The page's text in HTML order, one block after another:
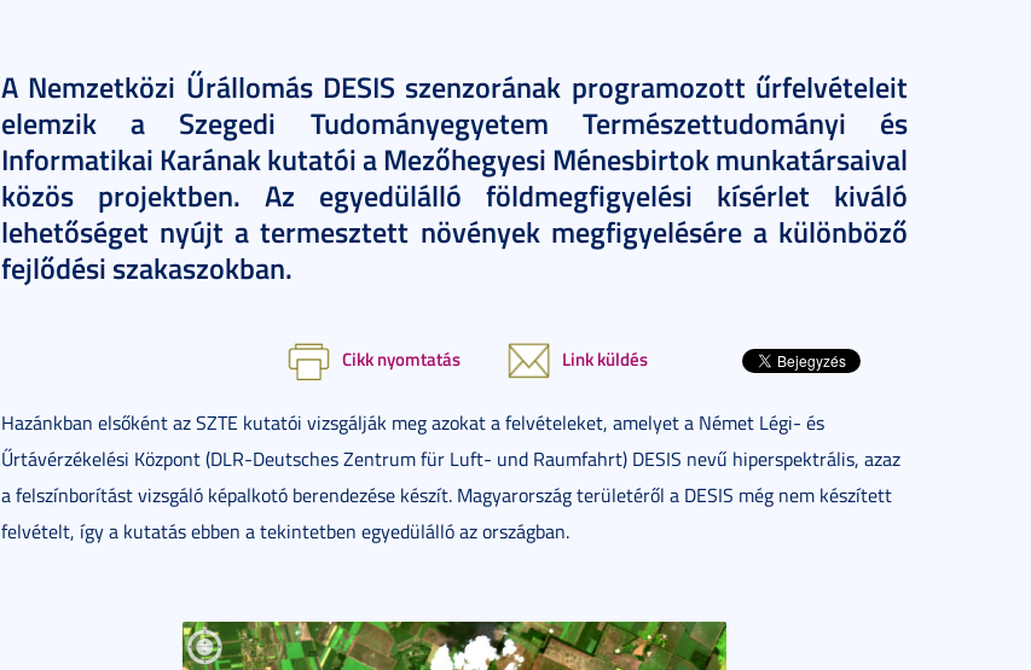
A Nemzetközi Űrállomás DESIS szenzorának programozott űrfelvételeit
elemzik a Szegedi Tudományegyetem Természettudományi és
Informatikai Karának kutatói a Mezőhegyesi Ménesbirtok munkatársaival
közös projektben. Az egyedülálló földmegfigyelési kísérlet kiváló
lehetőséget nyújt a termesztett növények megfigyelésére a különböző
fejlődési szakaszokban.
Cikk nyomtatás Link küldés
Hazánkban elsőként az SZTE kutatói vizsgálják meg azokat a felvételeket, amelyet a Német Légi- és
Űrtávérzékelési Központ (DLR-Deutsches Zentrum für Luft- und Raumfahrt) DESIS nevű hiperspektrális, azaz
a felszínborítást vizsgáló képalkotó berendezése készít. Magyarország területéről a DESIS még nem készített
felvételt, így a kutatás ebben a tekintetben egyedülálló az országban.